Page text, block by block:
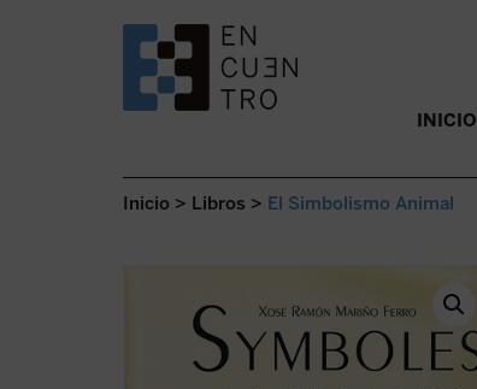
SALTAR AL CONTENIDO. INICIO
Inicio > Libros > El Simbolismo Animal